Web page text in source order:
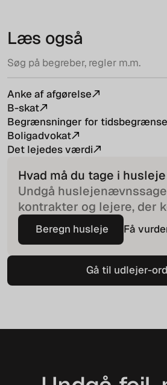
Læs også
Anke af afgørelse
B-skat
Begrænsninger for
Boligadvokat
Det lejedes værdi
Hvad må du tage i
Undgå
kontrakter og lejere, der
Beregn husleje
Beregn husleje
Få
Gå til udlejer-
Gå til udlejer-